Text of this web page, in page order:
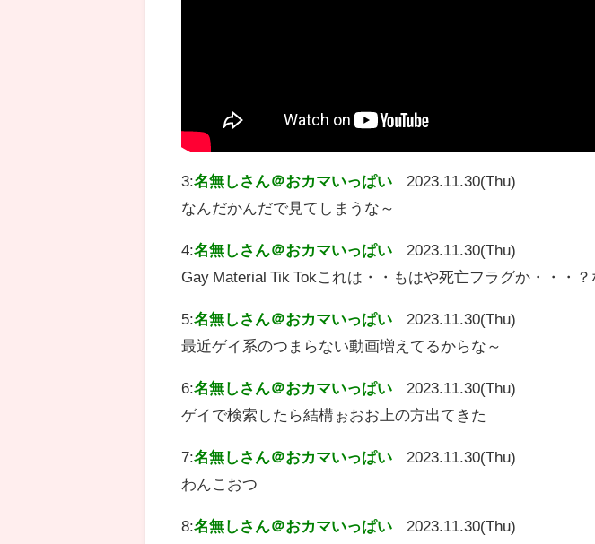
3:名無しさん＠おカマいっぱい
2023.11.30(Thu)
なんだかんだで見てしまうな～
4:名無しさん＠おカマいっぱい
2023.11.30(Thu)
Gay Material Tik Tokこれは・・もはや死亡フラグか・・・？
5:名無しさん＠おカマいっぱい
2023.11.30(Thu)
最近ゲイ系のつまらない動画増えてるからな～
6:名無しさん＠おカマいっぱい
2023.11.30(Thu)
ゲイで検索したら結構ぉおお上の方出てきた
7:名無しさん＠おカマいっぱい
2023.11.30(Thu)
わんこおつ
8:名無しさん＠おカマいっぱい
2023.11.30(Thu)